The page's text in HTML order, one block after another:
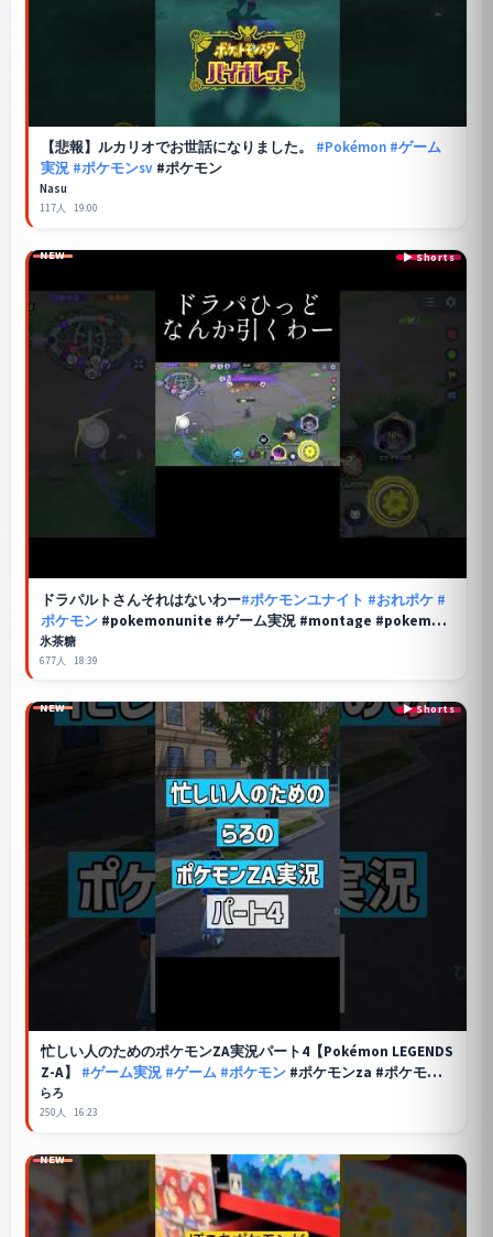
【悲報】ルカリオでお世話になりました。 #Pokémon #ゲーム
実況 #ポケモンsv#ポケモン
Nasu
117人 19:00
ドラパルトさんそれはないわー#ポケモンユナイト #おれポケ #
ポケモン#pokemonunite #ゲーム実況 #montage #pokemon
#shorts
NEW
氷茶糖
677人 18:39
忙しい人のためのポケモンZA実況パート4【Pokémon LEGENDS
Z-A】 #ゲーム実況 #ゲーム #ポケモン#ポケモンza #ポケモン
NEW
らろ
250人 16:23
NEW